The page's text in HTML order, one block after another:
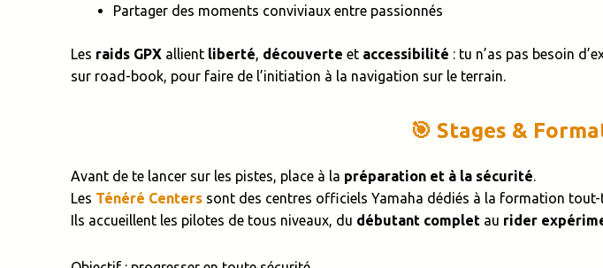
Partager des moments conviviaux entre passionnés
Les raids GPX allient liberté, découverte et accessibilité : tu n’as pas besoin
sur road-book, pour faire de l’initiation à la navigation sur le terrain.
🎯 Stages &
Avant de te lancer sur les pistes, place à la préparation et à la sécurité.
Les Ténéré Centers sont des centres officiels Yamaha dédiés à la formation
Ils accueillent les pilotes de tous niveaux, du débutant complet au rider